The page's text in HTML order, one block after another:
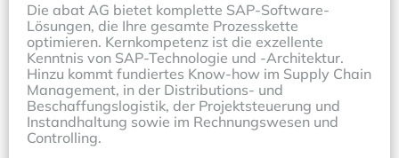
Die abat AG bietet komplette SAP-Software-
Lösungen, die Ihre gesamte Prozesskette
optimieren. Kernkompetenz ist die exzellente
Kenntnis von SAP-Technologie und -Architektur.
Hinzu kommt fundiertes Know-how im Supply Chain
Management, in der Distributions- und
Beschaffungslogistik, der Projektsteuerung und
Instandhaltung sowie im Rechnungswesen und
Controlling.